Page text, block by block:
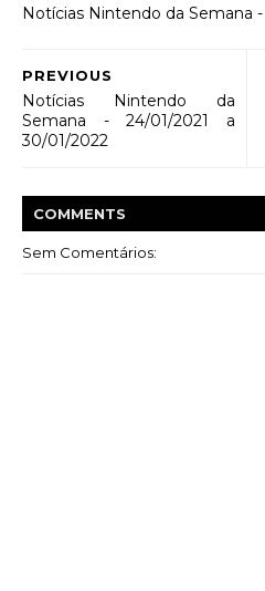
Notícias Nintendo da Semana -
PREVIOUS
Notícias Nintendo da
Semana - 24/01/2021 a
30/01/2022
COMMENTS
Sem Comentários: